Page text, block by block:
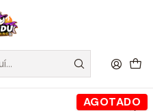
GRATIS a Regiones sobre
Devir Anno 1800 - Español
AGOTADO